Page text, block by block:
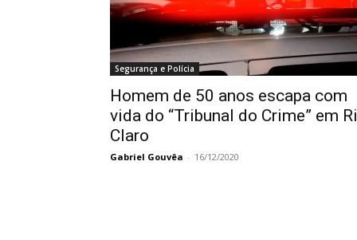
Segurança e Polícia
Homem de 50 anos escapa com
vida do “Tribunal do Crime” em
Claro
Gabriel Gouvêa - 16/12/2020